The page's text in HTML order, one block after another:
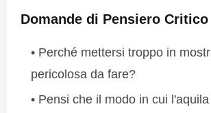
Domande di Pensiero Critico
Perché mettersi troppo in
pericolosa da fare?
Pensi che il modo in cui